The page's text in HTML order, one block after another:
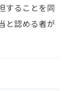
することを同
と認める者が